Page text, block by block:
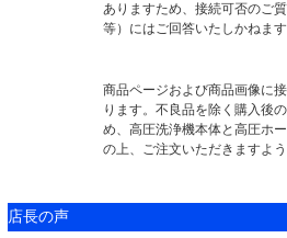
ありますため、接続可否のご
等）にはご回答いたしかねます
商品ページおよび商品画像に
ります。不良品を除く購入後
め、高圧洗浄機本体と高圧ホ
の上、ご注文いただきますよ
店長の声